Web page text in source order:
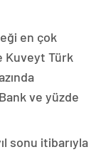
en çok
Kuveyt Türk
ve yüzde
sonu itibarıyla